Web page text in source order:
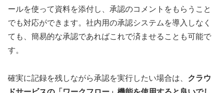
ールを使って資料を添付し、承認のコメントをもらうこと
でも対応ができます。社内用の承認システムを導入しなく
ても、簡易的な承認であればこれで済ませることも可能で
す。
確実に記録を残しながら承認を実行したい場合は、 クラウ